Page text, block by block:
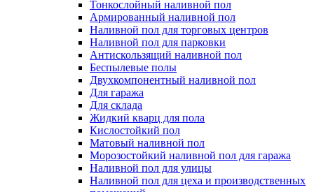
Тонкослойный наливной пол
Армированный наливной пол
Наливной пол для торговых центров
Наливной пол для парковки
Антискользящий наливной пол
Беспылевые полы
Двухкомпонентный наливной пол
Для гаража
Для склада
Жидкий кварц для пола
Кислостойкий пол
Матовый наливной пол
Морозостойкий наливной пол для гаража
Наливной пол для улицы
Наливной пол для цеха и производственных